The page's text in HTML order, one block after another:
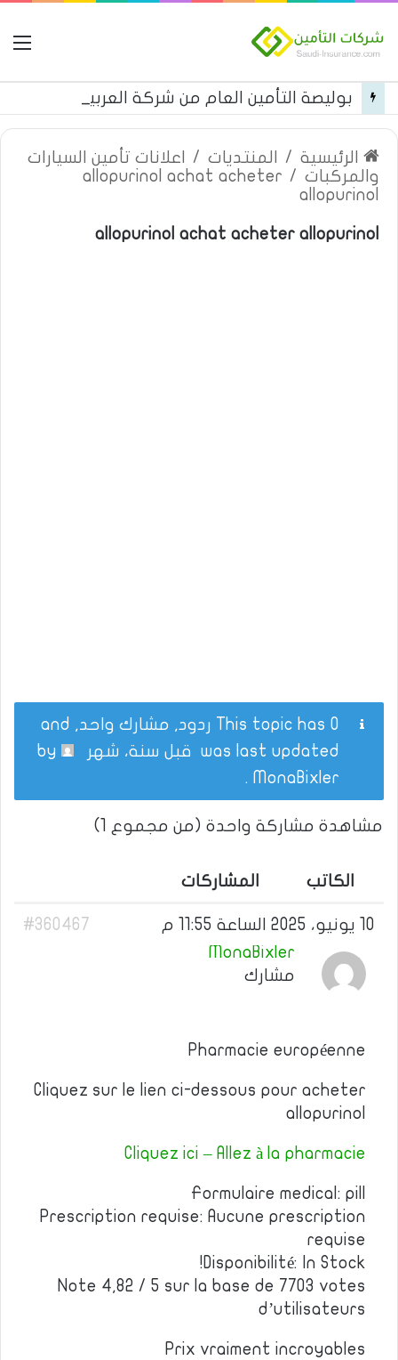
الرئيسية / المنتديات /
اعلانات تأمين السيارات
والمركبات /
allopurinol achat acheter
allopurinol
allopurinol achat acheter allopurinol
This topic has 0 ردود, مشارك واحد, and
was last updated قبل سنة، شهر
MonaBixler
.
مشاهدة مشاركة واحدة (من مجموع 1)
الكاتب المشاركات
10 يونيو، 2025 الساعة 11:55 م
#360467
MonaBixler
مشارك
Pharmacie européenne
Cliquez sur le lien ci-dessous pour acheter
allopurinol
Cliquez ici – Allez à la pharmacie
Formulaire medical: pill
Prescription requise: Aucune prescription
requise
Disponibilité: In Stock!
Note 4,82 / 5 sur la base de 7703 votes
d’utilisateurs
Prix vraiment incroyables